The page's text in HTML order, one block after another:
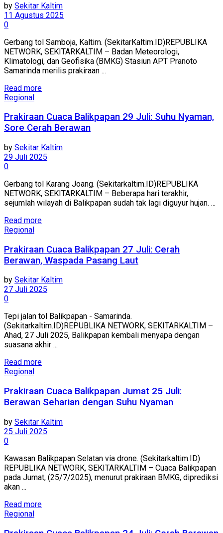
by Sekitar Kaltim
11 Agustus 2025
0
Gerbang tol Samboja, Kaltim. (SekitarKaltim.ID)REPUBLIKA
NETWORK, SEKITARKALTIM – Badan Meteorologi,
Klimatologi, dan Geofisika (BMKG) Stasiun APT Pranoto
Samarinda merilis prakiraan ...
Read more
Regional
Prakiraan Cuaca Balikpapan 29 Juli: Suhu Nyaman,
Sore Cerah Berawan
by Sekitar Kaltim
29 Juli 2025
0
Gerbang tol Karang Joang. (Sekitarkaltim.ID)REPUBLIKA
NETWORK, SEKITARKALTIM – Beberapa hari terakhir,
sejumlah wilayah di Balikpapan sudah tak lagi diguyur hujan. ...
Read more
Regional
Prakiraan Cuaca Balikpapan 27 Juli: Cerah
Berawan, Waspada Pasang Laut
by Sekitar Kaltim
27 Juli 2025
0
Tepi jalan tol Balikpapan - Samarinda.
(Sekitarkaltim.ID)REPUBLIKA NETWORK, SEKITARKALTIM –
Ahad, 27 Juli 2025, Balikpapan kembali menyapa dengan
suasana akhir ...
Read more
Regional
Prakiraan Cuaca Balikpapan Jumat 25 Juli:
Berawan Seharian dengan Suhu Nyaman
by Sekitar Kaltim
25 Juli 2025
0
Kawasan Balikpapan Selatan via drone. (Sekitarkaltim.ID)
REPUBLIKA NETWORK, SEKITARKALTIM – Cuaca Balikpapan
pada Jumat, (25/7/2025), menurut prakiraan BMKG, diprediksi
akan ...
Read more
Regional